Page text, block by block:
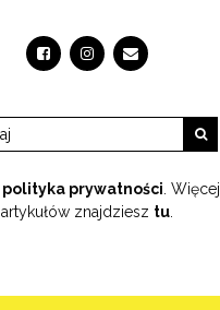
polityka prywatności . Więcej
artykułów znajdziesz tu